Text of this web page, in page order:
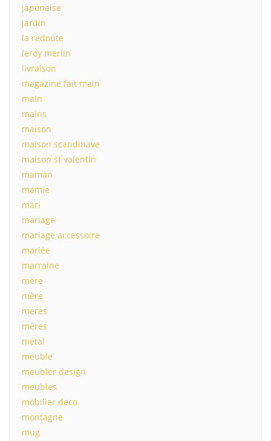
japonaise
jardin
la redoute
leroy merlin
livraison
magazine fait main
main
mains
maison
maison scandinave
maison st valentin
maman
mamie
mari
mariage
mariage accessoire
mariée
marraine
mere
mère
meres
mères
métal
meuble
meubler design
meubles
mobilier deco
montagne
mug